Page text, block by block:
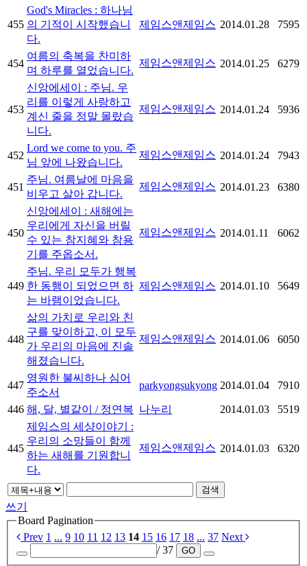
455
God's Miracles : 하나님
의 기적이 시작했습니
다.
제임스앤제임스 2014.01.28 7595
454
여름의 축복을 찬미하
며 하루를 열었습니다.
제임스앤제임스 2014.01.25 6279
453
신앙에세이 : 주님. 우
리를 이렇게 사랑하고
계신 줄을 정말 몰랐습
니다.
제임스앤제임스 2014.01.24 5936
452
Lord we come to you. 주
님 앞에 나왔습니다.
제임스앤제임스 2014.01.24 7943
451
주님. 여름날에 마음을
비우고 살아 갑니다.
제임스앤제임스 2014.01.23 6380
450
신앙에세이 : 새해에는
우리에게 자신을 버릴
수 있는 참지혜와 참용
기를 주옵소서.
제임스앤제임스 2014.01.11 6062
449
주님. 우리 모두가 행복
한 동행이 되었으면 하
는 바램이었습니다.
제임스앤제임스 2014.01.10 5649
448
삶의 가치로 우리와 친
구를 맞이하고, 이 모두
가 우리의 마음에 진솔
해졌습니다.
제임스앤제임스 2014.01.06 6050
447
영원한 불씨하나 심어
주소서
parkyongsukyong 2014.01.04 7910
446 해, 달, 별같이 / 정연복 나누리 2014.01.03 5519
445
제임스의 세샹이야기 :
우리의 소망들이 함께
하는 새해를 기원합니
다.
제임스앤제임스 2014.01.03 6320
검색
쓰기
Board Pagination
Prev 1 ... 9 10 11 12 13 14 15 16 17 18 ... 37 Next
/ 37
GO